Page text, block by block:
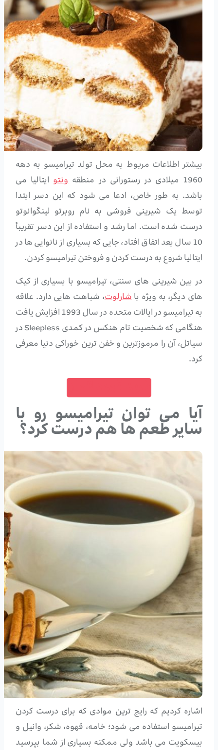
بیشتر اطلاعات مربوط به محل تولد تیرامیسو به دهه
1960 میلادی در رستورانی در منطقه
ونتوایتالیا می
باشد. به طور خاص، ادعا می شود که این دسر ابتدا
توسط یک شیرینی فروشی به نام روبرتو لینگوانوتو
درست شده است. اما رشد و استفاده از این دسر تقریباً
10 سال بعد اتفاق افتاد، جایی که بسیاری از نانوایی ها در
ایتالیا شروع به درست کردن و فروختن تیرامیسو کردن.
در بین شیرینی های سنتی، تیرامیسو با بسیاری از کیک
های دیگر، به ویژه باشارلوت، شباهت هایی دارد. علاقه
به تیرامیسو در ایالات متحده در سال 1993 افزایش یافت
هنگامی که شخصیت تام هنکس در کمدی Sleepless در
سیاتل، آن را مرموزترین و خفن ترین خوراکی دنیا معرفی
کرد.
آیا می توان تیرامیسو رو با
سایر طعم ها هم درست کرد؟
اشاره کردیم که رایج ترین موادی که برای درست کردن
تیرامیسو استفاده می شود؛ خامه، قهوه، شکر، وانیل و
بیسکویت می باشد ولی ممکنه بسیاری از شما بپرسید